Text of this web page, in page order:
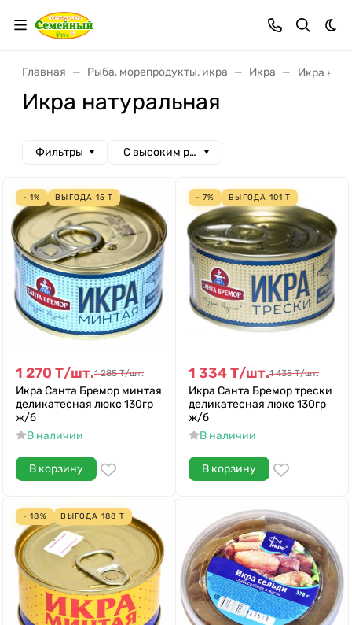
Главная Рыба, морепродукты, икра Икра Икра
Икра натуральная
Фильтры С высоким рейтингом
- 1% ВЫГОДА 15 Т
1 270 Т/шт.1 285 Т/шт.
Икра Санта Бремор минтая
деликатесная люкс 130гр
ж/б
В наличии
В корзину
- 7% ВЫГОДА 101 Т
1 334Т/шт.1 435 Т/шт.
Икра Санта Бремор трески
деликатесная люкс 130гр
ж/б
В наличии
В корзину
- 18% ВЫГОДА 188 Т